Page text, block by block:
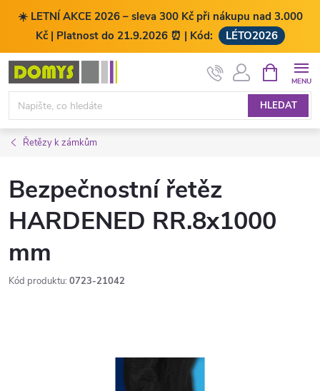
☀️ LETNÍ AKCE 2026 – sleva 300 Kč při nákupu nad 3.000
Kč | Platnost do 21.9.2026 ⏰ | Kód:
LÉTO2026
Přejít
obsah
HLEDAT
NÁKUPNÍ
KOŠÍK
Řetězy k zámkům
Bezpečnostní řetěz
HARDENED RR.8x1000
mm
Kód produktu: 0723-21042